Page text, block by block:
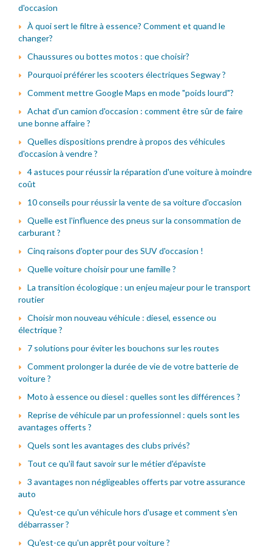
d'occasion
À quoi sert le filtre à essence? Comment et quand le
changer?
Chaussures ou bottes motos : que choisir?
Pourquoi préférer les scooters électriques Segway ?
Comment mettre Google Maps en mode "poids lourd"?
Achat d'un camion d'occasion : comment être sûr de faire
une bonne affaire ?
Quelles dispositions prendre à propos des véhicules
d'occasion à vendre ?
4 astuces pour réussir la réparation d'une voiture à moindre
coût
10 conseils pour réussir la vente de sa voiture d'occasion
Quelle est l'influence des pneus sur la consommation de
carburant ?
Cinq raisons d'opter pour des SUV d'occasion !
Quelle voiture choisir pour une famille ?
La transition écologique : un enjeu majeur pour le transport
routier
Choisir mon nouveau véhicule : diesel, essence ou
électrique ?
7 solutions pour éviter les bouchons sur les routes
Comment prolonger la durée de vie de votre batterie de
voiture ?
Moto à essence ou diesel : quelles sont les différences ?
Reprise de véhicule par un professionnel : quels sont les
avantages offerts ?
Quels sont les avantages des clubs privés?
Tout ce qu'il faut savoir sur le métier d'épaviste
3 avantages non négligeables offerts par votre assurance
auto
Qu'est-ce qu'un véhicule hors d'usage et comment s'en
débarrasser ?
Qu'est-ce qu'un apprêt pour voiture ?